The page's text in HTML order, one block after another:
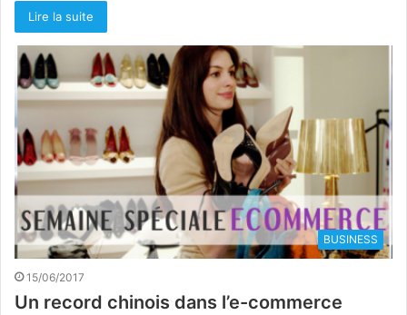
Lire la suite
BUSINESS
15/06/2017
Un record chinois dans l’e-commerce